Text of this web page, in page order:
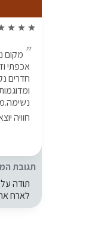
star
star
star
מקום
אכפתי
חוויה
תגובת
תודה
לארח